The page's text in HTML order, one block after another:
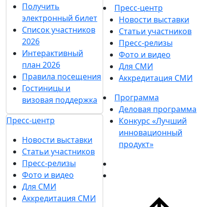
Получить
электронный билет
Список участников
2026
Интерактивный
план 2026
Правила посещения
Гостиницы и
визовая поддержка
Пресс-центр
Новости выставки
Статьи участников
Пресс-релизы
Фото и видео
Для СМИ
Аккредитация СМИ
Пресс-центр
Новости выставки
Статьи участников
Пресс-релизы
Фото и видео
Для СМИ
Аккредитация СМИ
Программа
Деловая программа
Конкурс «Лучший
инновационный
продукт»